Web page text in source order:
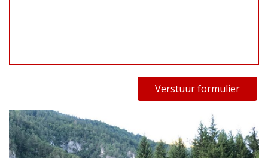
Verstuur formulier